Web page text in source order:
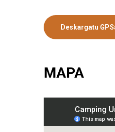
Deskargatu
MAPA